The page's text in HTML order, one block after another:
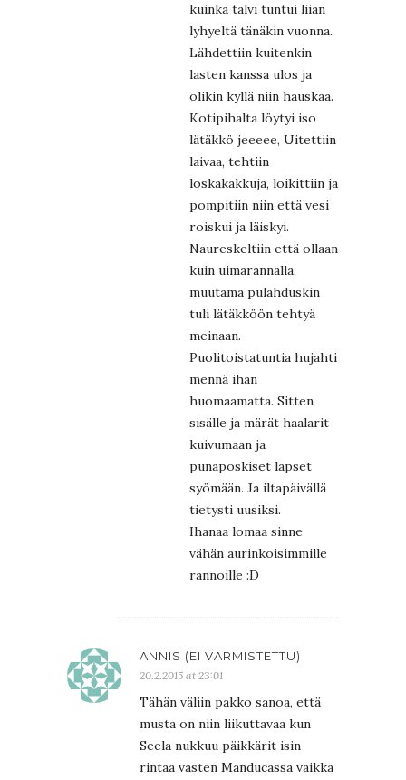
kuinka talvi tuntui liian
lyhyeltä tänäkin vuonna.
Lähdettiin kuitenkin
lasten kanssa ulos ja
olikin kyllä niin hauskaa.
Kotipihalta löytyi iso
lätäkkö jeeeee, Uitettiin
laivaa, tehtiin
loskakakkuja, loikittiin ja
pompitiin niin että vesi
roiskui ja läiskyi.
Naureskeltiin että ollaan
kuin uimarannalla,
muutama pulahduskin
tuli lätäkköön tehtyä
meinaan.
Puolitoistatuntia hujahti
mennä ihan
huomaamatta. Sitten
sisälle ja märät haalarit
kuivumaan ja
punaposkiset lapset
syömään. Ja iltapäivällä
tietysti uusiksi.
Ihanaa lomaa sinne
vähän aurinkoisimmille
rannoille :D
ANNIS (EI VARMISTETTU)
20.2.2015 at 23:01
Tähän väliin pakko sanoa, että
musta on niin liikuttavaa kun
Seela nukkuu päikkärit isin
rintaa vasten Manducassa vaikka